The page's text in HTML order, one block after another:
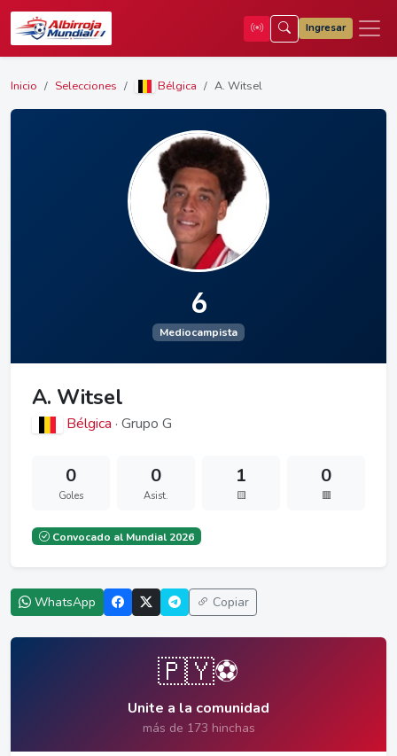
Ingresar
Inicio Selecciones Bélgica A. Witsel
6
Mediocampista
A. Witsel
Bélgica · Grupo G
0
Goles
0
Asist.
1
🟨
0
🟥
Convocado al Mundial 2026
WhatsApp Copiar
🇵🇾⚽
Unite a la comunidad
más de 173 hinchas